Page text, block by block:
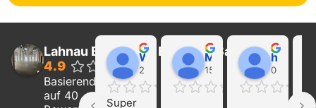
Lahnau Bau GmbH Estrich & Sanierung
4.9
Basierend
auf 40
Walter Wider
22:21 01 Feb 24
Super
Marcel Becker
15:39 31 Jan 24
hayat Nikolaeva
00:29 16